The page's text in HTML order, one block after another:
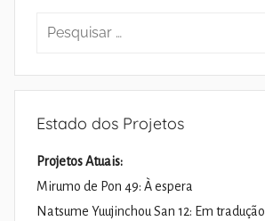
Pesquisar
Estado dos Projetos
Projetos Atuais:
Mirumo de Pon 49: À espera
Natsume Yuujinchou San 12: Em tradução